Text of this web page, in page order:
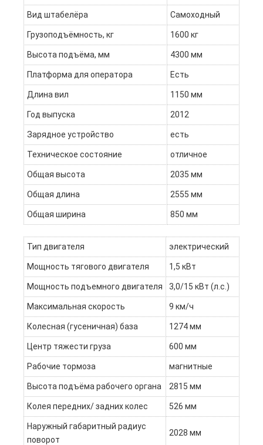
Вид штабелёра Самоходный
Грузоподъёмность, кг 1600 кг
Высота подъёма, мм 4300 мм
Платформа для оператора Есть
Длина вил 1150 мм
Год выпуска 2012
Зарядное устройство есть
Техническое состояние отличное
Общая высота 2035 мм
Общая длина 2555 мм
Общая ширина 850 мм
Тип двигателя электрический
Мощность тягового двигателя 1,5 кВт
Мощность подъемного двигателя 3,0/15 кВт (л.с.)
Максимальная скорость 9 км/ч
Колесная (гусеничная) база 1274 мм
Центр тяжести груза 600 мм
Рабочие тормоза магнитные
Высота подъёма рабочего органа 2815 мм
Колея передних/ задних колес 526 мм
Наружный габаритный радиус
поворот
2028 мм